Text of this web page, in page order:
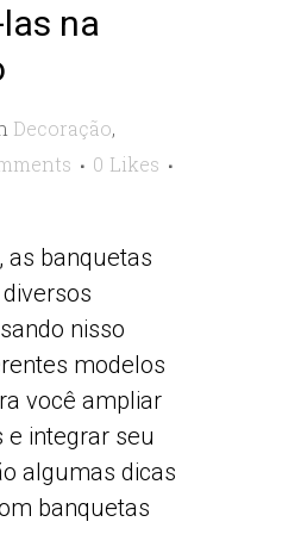
na
Decoração,
0 Likes
as banquetas
nisso
modelos
você ampliar
e integrar seu
algumas dicas
banquetas